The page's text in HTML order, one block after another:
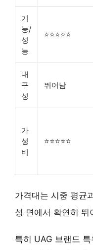
기
능/
성
능
⭐⭐⭐⭐⭐
내
구
성
뛰어남
가
성
비
⭐⭐⭐⭐⭐
가격대는 시중 평균
성 면에서 확연히 뛰
특히 UAG 브랜드